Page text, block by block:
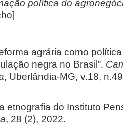
política do
agrária como
negra no Brasil”.
, Uberlândia-MG, v.18,
etnografia do Instituto
, 28 (2), 2022.